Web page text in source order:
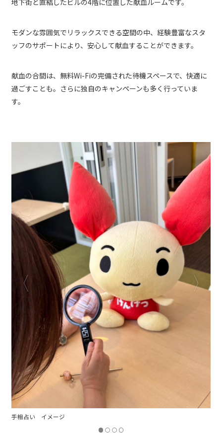
地下街と直結したビルの4階に位置した献血ルームです。
モダンな雰囲気でリラックスできる空間の中、経験豊富なスタ
ッフのサポートにより、安心して献血することができます。
献血の合間は、無料Wi-Fiの完備された待機スペースで、快適に
過ごすことも。さらに独自のキャンペーンも多く行っていま
す。
手相占い イメージ